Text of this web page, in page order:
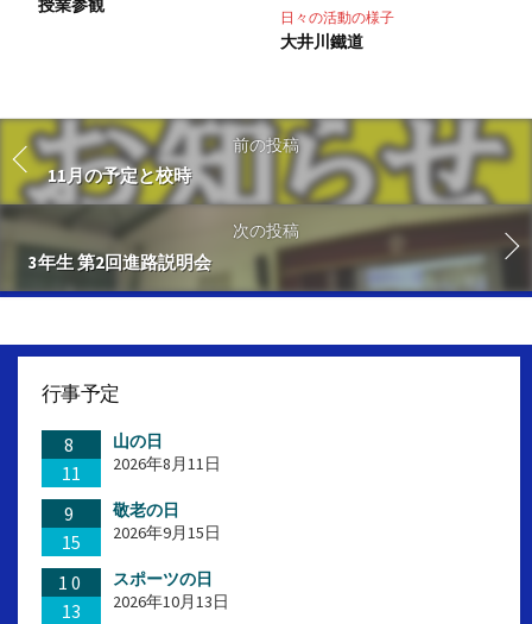
授業参観
日々の活動の様子
大井川鐵道
前の投稿
11月の予定と校時
次の投稿
3年生 第2回進路説明会
行事予定
8
11
山の日
2026年8月11日
9
15
敬老の日
2026年9月15日
10
13
スポーツの日
2026年10月13日